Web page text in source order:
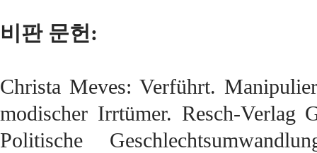
비판 문헌:
Christa Meves: Verführt.
modischer Irrtümer. Resch-
Politische